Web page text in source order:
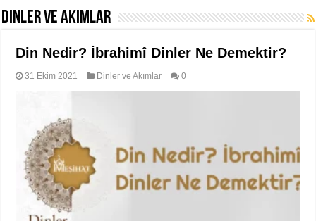
Dinler ve Akımlar
Din Nedir? İbrahimî Dinler Ne Demektir?
31 Ekim 2021 Dinler ve Akımlar 0